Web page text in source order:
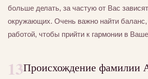
больше делать, за частую от Вас
окружающих. Очень важно найти
работой, чтобы прийти к гармонии в
13Происхождение фамилии